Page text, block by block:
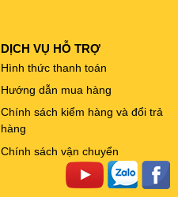
DỊCH VỤ HỖ TRỢ
Hình thức thanh toán
Hướng dẫn mua hàng
Chính sách kiểm hàng và đổi trả
hàng
Chính sách vận chuyển